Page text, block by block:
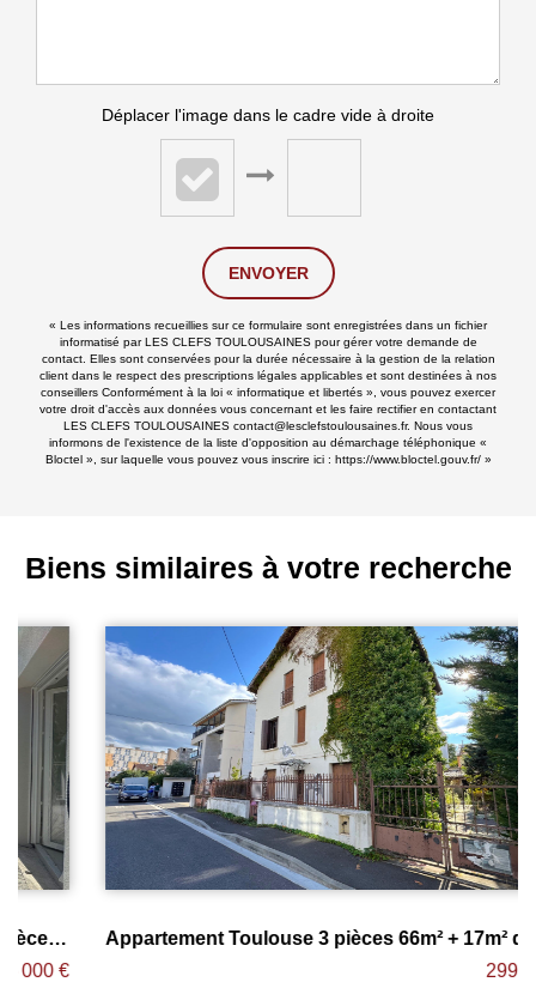
Déplacer l'image dans le cadre vide à droite
ENVOYER
« Les informations recueillies sur ce formulaire sont enregistrées dans un fichier
informatisé par LES CLEFS TOULOUSAINES pour gérer votre demande de
contact. Elles sont conservées pour la durée nécessaire à la gestion de la relation
client dans le respect des prescriptions légales applicables et sont destinées à nos
conseillers Conformément à la loi « informatique et libertés », vous pouvez exercer
votre droit d'accès aux données vous concernant et les faire rectifier en contactant
LES CLEFS TOULOUSAINES contact@lesclefstoulousaines.fr. Nous vous
informons de l'existence de la liste d'opposition au démarchage téléphonique «
Bloctel », sur laquelle vous pouvez vous inscrire ici : https://www.bloctel.gouv.fr/»
Biens similaires à votre recherche
Appartement Toulouse 3 pièces 66m² + 17m² de Terrasse ! ROSERAIE
299 000 €